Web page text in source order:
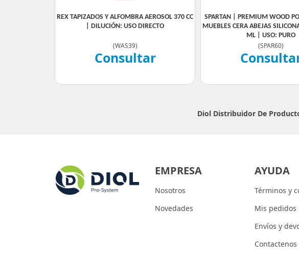
REX TAPIZADOS Y ALFOMBRA AEROSOL 370 CC
| DILUCIÓN: USO DIRECTO
(WAS39)
Consultar
SPARTAN | PREMIUM WOOD
MUEBLES CERA ABEJAS
ML | USO: PURO
(SPAR60)
Diol Distribuidor De
EMPRESA
Nosotros
Novedades
AYUDA
Términos y
Mis pedidos
Envíos y
Contactenos